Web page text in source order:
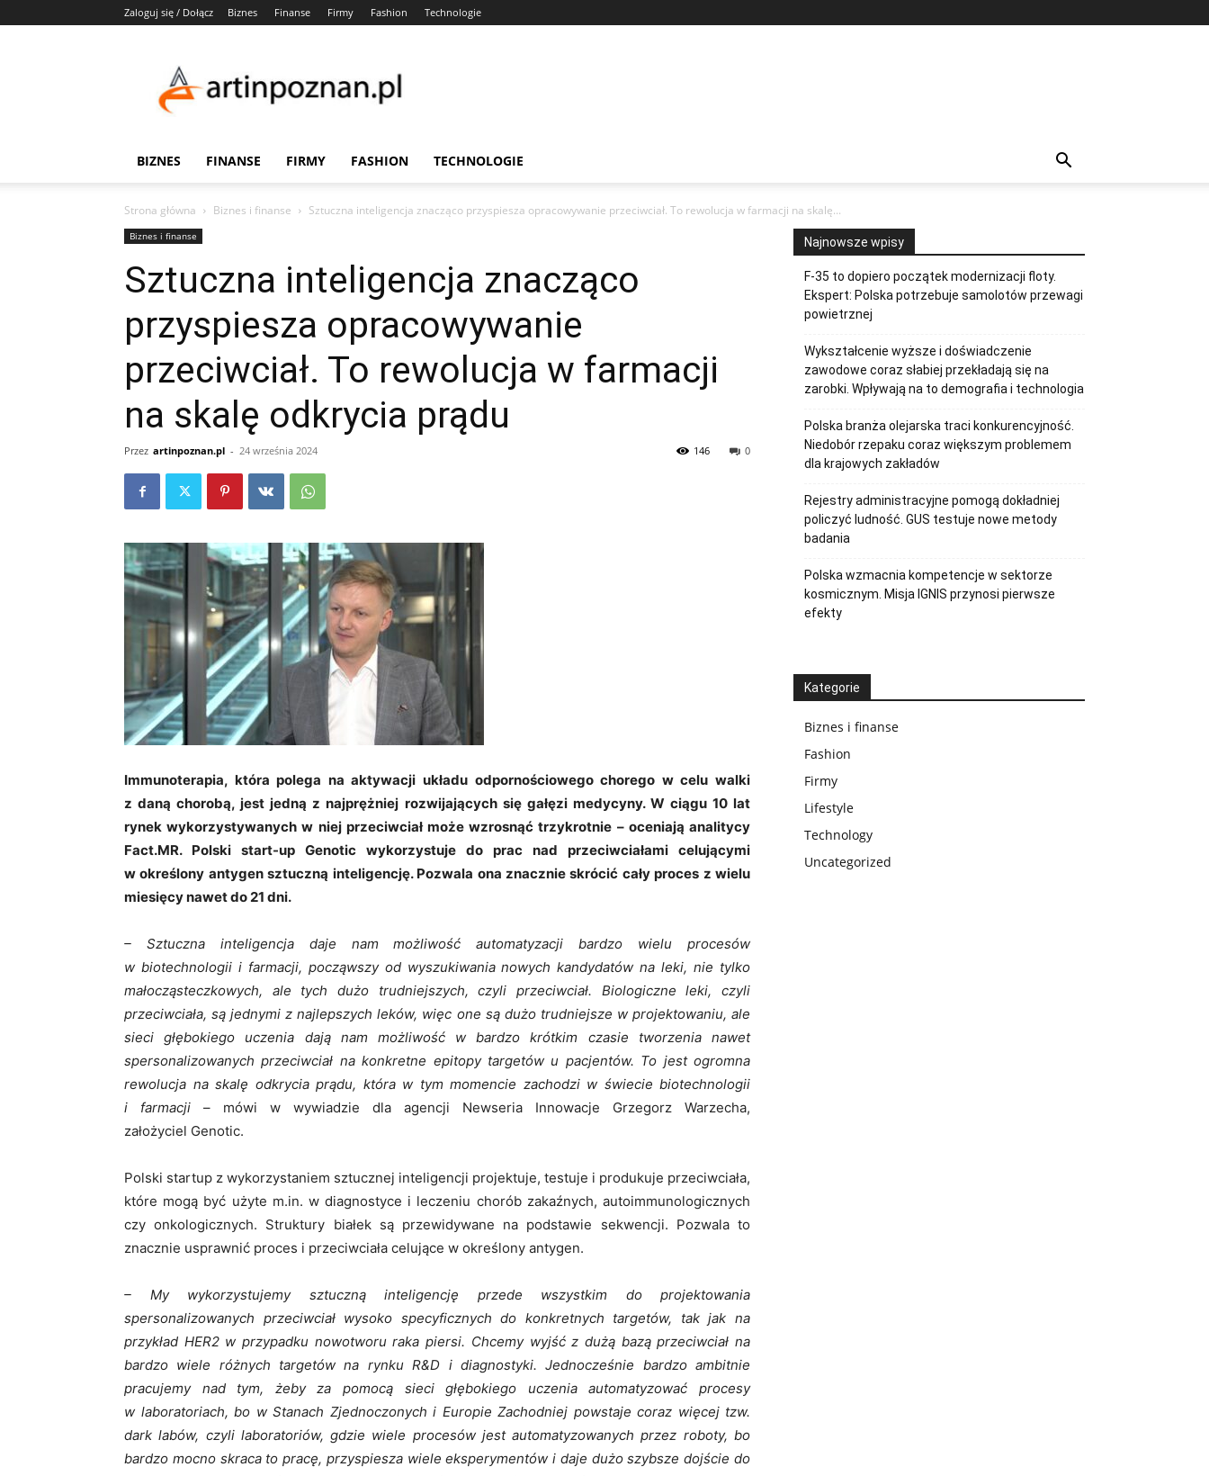
Zaloguj się / Dołącz Biznes Finanse Firmy Fashion Technologie
BIZNES FINANSE FIRMY FASHION TECHNOLOGIE
Strona główna Biznes i finanse Sztuczna inteligencja znacząco przyspiesza opracowywanie przeciwciał. To rewolucja w farmacji na skalę...
Biznes i finanse
Sztuczna inteligencja znacząco
przyspiesza opracowywanie
przeciwciał. To rewolucja w farmacji
na skalę odkrycia prądu
Przez artinpoznan.pl - 24 września 2024 0
146
Immunoterapia, która polega na aktywacji układu odpornościowego chorego w celu walki
z daną chorobą, jest jedną z najprężniej rozwijających się gałęzi medycyny. W ciągu 10 lat
rynek wykorzystywanych w niej przeciwciał może wzrosnąć trzykrotnie – oceniają analitycy
Fact.MR. Polski start-up Genotic wykorzystuje do prac nad przeciwciałami celującymi
w określony antygen sztuczną inteligencję. Pozwala ona znacznie skrócić cały proces z wielu
miesięcy nawet do 21 dni.
– Sztuczna inteligencja daje nam możliwość automatyzacji bardzo wielu procesów
w biotechnologii i farmacji, począwszy od wyszukiwania nowych kandydatów na leki, nie tylko
małocząsteczkowych, ale tych dużo trudniejszych, czyli przeciwciał. Biologiczne leki, czyli
przeciwciała, są jednymi z najlepszych leków, więc one są dużo trudniejsze w projektowaniu, ale
sieci głębokiego uczenia dają nam możliwość w bardzo krótkim czasie tworzenia nawet
spersonalizowanych przeciwciał na konkretne epitopy targetów u pacjentów. To jest ogromna
rewolucja na skalę odkrycia prądu, która w tym momencie zachodzi w świecie biotechnologii
i farmacji – mówi w wywiadzie dla agencji Newseria Innowacje Grzegorz Warzecha,
założyciel Genotic.
Polski startup z wykorzystaniem sztucznej inteligencji projektuje, testuje i produkuje przeciwciała,
które mogą być użyte m.in. w diagnostyce i leczeniu chorób zakaźnych, autoimmunologicznych
czy onkologicznych. Struktury białek są przewidywane na podstawie sekwencji. Pozwala to
znacznie usprawnić proces i przeciwciała celujące w określony antygen.
– My wykorzystujemy sztuczną inteligencję przede wszystkim do projektowania
spersonalizowanych przeciwciał wysoko specyficznych do konkretnych targetów, tak jak na
przykład HER2 w przypadku nowotworu raka piersi. Chcemy wyjść z dużą bazą przeciwciał na
bardzo wiele różnych targetów na rynku R&D i diagnostyki. Jednocześnie bardzo ambitnie
pracujemy nad tym, żeby za pomocą sieci głębokiego uczenia automatyzować procesy
w laboratoriach, bo w Stanach Zjednoczonych i Europie Zachodniej powstaje coraz więcej tzw.
dark labów, czyli laboratoriów, gdzie wiele procesów jest automatyzowanych przez roboty, bo
bardzo mocno skraca to pracę, przyspiesza wiele eksperymentów i daje dużo szybsze dojście do
Najnowsze wpisy
F-35 to dopiero początek modernizacji floty.
Ekspert: Polska potrzebuje samolotów przewagi
powietrznej
Wykształcenie wyższe i doświadczenie
zawodowe coraz słabiej przekładają się na
zarobki. Wpływają na to demografia i technologia
Polska branża olejarska traci konkurencyjność.
Niedobór rzepaku coraz większym problemem
dla krajowych zakładów
Rejestry administracyjne pomogą dokładniej
policzyć ludność. GUS testuje nowe metody
badania
Polska wzmacnia kompetencje w sektorze
kosmicznym. Misja IGNIS przynosi pierwsze
efekty
Kategorie
Biznes i finanse
Fashion
Firmy
Lifestyle
Technology
Uncategorized